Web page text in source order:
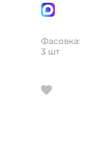
Фасовка:
3 шт